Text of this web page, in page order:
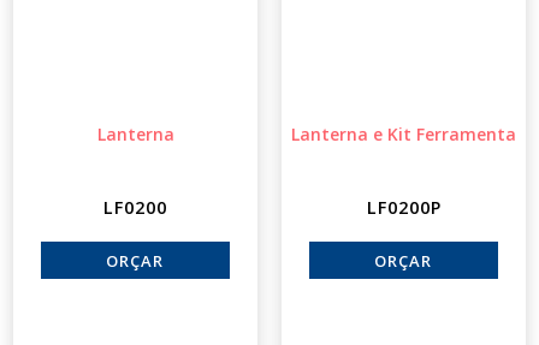
Lanterna
LF0200
Lanterna e Kit Ferramenta
LF0200P